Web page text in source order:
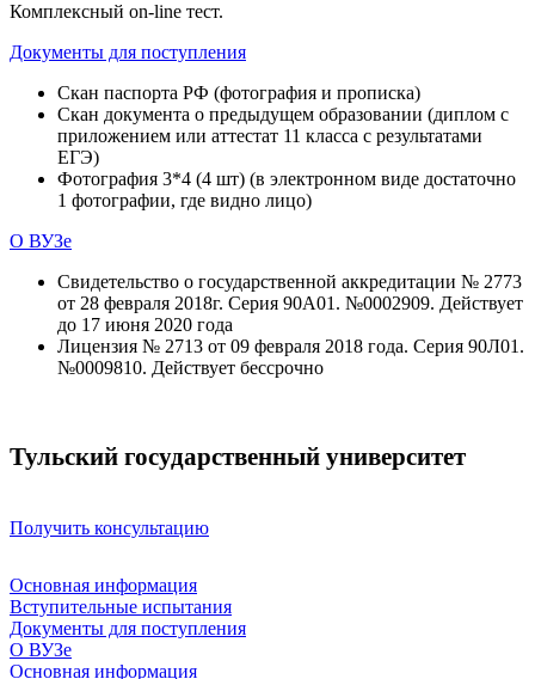
Комплексный on-line тест.
Документы для поступления
Скан паспорта РФ (фотография и прописка)
Скан документа о предыдущем образовании (диплом с
приложением или аттестат 11 класса с результатами
ЕГЭ)
Фотография 3*4 (4 шт) (в электронном виде достаточно
1 фотографии, где видно лицо)
О ВУЗе
Свидетельство о государственной аккредитации № 2773
от 28 февраля 2018г. Серия 90А01. №0002909. Действует
до 17 июня 2020 года
Лицензия № 2713 от 09 февраля 2018 года. Серия 90Л01.
№0009810. Действует бессрочно
Тульский государственный университет
Получить консультацию
Основная информация
Вступительные испытания
Документы для поступления
О ВУЗе
Основная информация